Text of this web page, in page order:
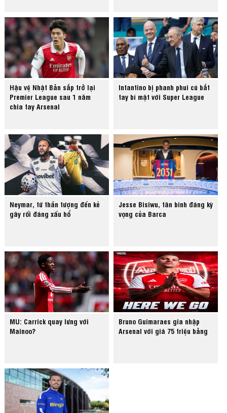
Hậu vệ Nhật Bản sắp trở lại
Premier League sau 1 năm
chia tay Arsenal
Infantino bị phanh phui cú bắt
tay bí mật với Super League
Neymar, từ thần tượng đến kẻ
gây rối đáng xấu hổ
Jesse Bisiwu, tân binh đáng kỳ
vọng của Barca
MU: Carrick quay lưng với
Mainoo?
Bruno Guimaraes gia nhập
Arsenal với giá 75 triệu bảng